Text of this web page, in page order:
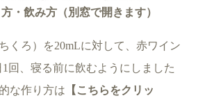
・飲み方（別窓で開きます）
くろ）を20mLに対して、赤ワイン
回、寝る前に飲むようにしました
な作り方は 【こちらをクリッ